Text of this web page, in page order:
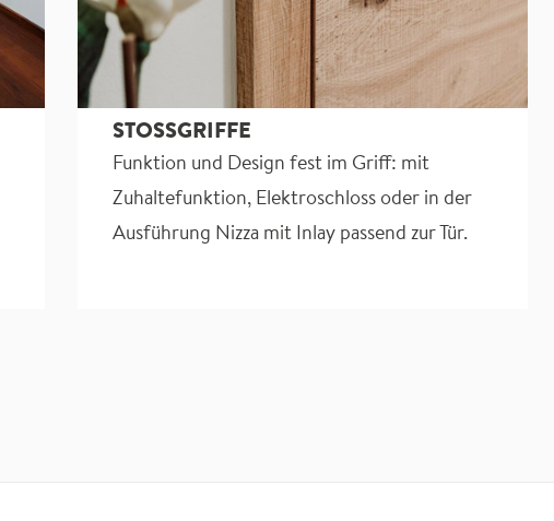
STOSSGRIFFE
Funktion und Design fest im Griff: mit
Zuhaltefunktion, Elektroschloss oder in der
Ausführung Nizza mit Inlay passend zur Tür.